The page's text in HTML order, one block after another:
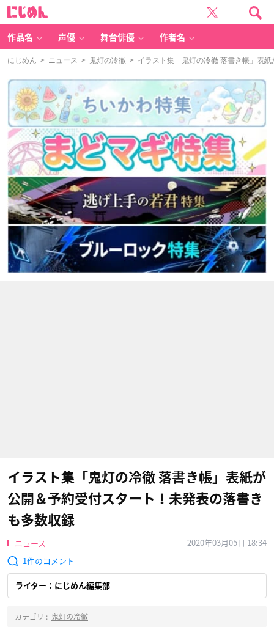
作品名 声優 舞台俳優 作者名
にじめん > ニュース > 鬼灯の冷徹 > イラスト集「鬼灯の冷徹 落書き帳」表
イラスト集「鬼灯の冷徹 落書き帳」表紙が
公開＆予約受付スタート！未発表の落書き
も多数収録
ニュース
2020年03月05日 18:34
1
ライター：にじめん編集部
カテゴリ : 鬼灯の冷徹